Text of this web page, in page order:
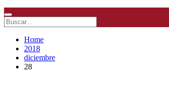
Home
2018
diciembre
28